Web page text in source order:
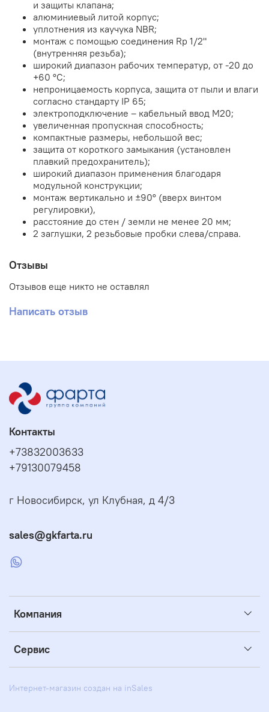
и защиты клапана;
алюминиевый литой корпус;
уплотнения из каучука NBR;
монтаж с помощью соединения Rp 1/2"
(внутренняя резьба);
широкий диапазон рабочих температур, от -20 до
+60 °C;
непроницаемость корпуса, защита от пыли и влаги
согласно стандарту IP 65;
электроподключение – кабельный ввод M20;
увеличенная пропускная способность;
компактные размеры, небольшой вес;
защита от короткого замыкания (установлен
плавкий предохранитель);
широкий диапазон применения благодаря
модульной конструкции;
монтаж вертикально и ±90° (вверх винтом
регулировки),
расстояние до стен / земли не менее 20 мм;
2 заглушки, 2 резьбовые пробки слева/справа.
Отзывы
Отзывов еще никто не оставлял
Написать отзыв
Компания
Сервис
Контакты
+73832003633
+79130079458
г Новосибирск, ул Клубная, д 4/3
sales@gkfarta.ru
Интернет-магазин создан на inSales